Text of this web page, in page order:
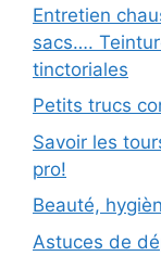
Entretien
sacs….
tinctoriales
Petits trucs
Savoir les
pro!
Beauté,
Astuces de